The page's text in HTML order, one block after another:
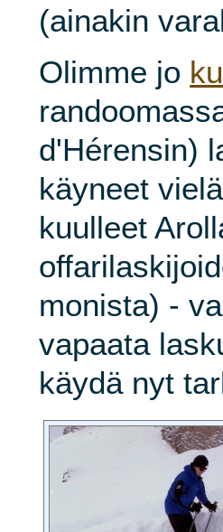
(ainakin
Olimme jo
d'Hérensin)
käyneet
kuulleet
monista) -
vapaata
käydä nyt